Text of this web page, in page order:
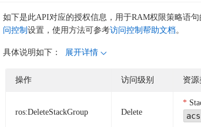
如下是此API对应的授权信息，用于RAM权限策略语句
问控制 设置，使用方法可参考访问控制帮助文档。
具体说明如下： 展开详情
操作 访问级别 资源
ros:DeleteStackGroup Delete